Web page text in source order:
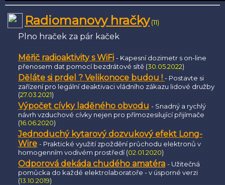
Radiomanovy hračky(11)
Plno hraček za pár kaček
Měřič radioaktivity s WiFi - Kapesní dozimetr s on-line
přenosem dat pomocí bezdrátové sítě (30.05.2022)
Děláte si prdel ? Velikonoce budou !- Postavte si
zařízení pro legální deaktivaci vládního zákazu lidové družby
(27.03.2021)
Výpočet cívky laděného obvodu - Snadný a rychlý
návrh vzduchové cívky nejen pro přímozesilující přijímače
(16.06.2020)
Jednoduchý kytarový dozvukový efekt Long-
Wire - Praktické využití zpoždění průchodu elektronů v
homogenním vodivém prostředí (02.01.2020)
Odporová dekáda chudého amatéra - Užitečná
pomůcka do každé elektrolaboratoře - v úsporné verzi
(13.10.2019)